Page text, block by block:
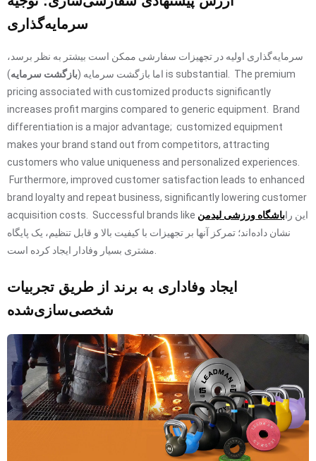
سرمایه‌گذاری
سرمایه‌گذاری اولیه در تجهیزات سفارشی ممکن است بیشتر به نظر برسد،
اما بازگشت سرمایه (بازگشت سرمایه) is substantial. The premium
pricing associated with customized products significantly
increases profit margins compared to generic equipment. Brand
differentiation is a major advantage; customized equipment
makes your brand stand out from competitors, attracting
customers who value uniqueness and personalized experiences.
Furthermore, improved customer satisfaction leads to enhanced
brand loyalty and repeat business, significantly lowering customer
acquisition costs. Successful brands like باشگاه ورزشی لیدمناین را
نشان داده‌اند؛ تمرکز آنها بر تجهیزات با کیفیت بالا و قابل تنظیم، یک پایگاه
مشتری بسیار وفادار ایجاد کرده است.
ایجاد وفاداری به برند از طریق تجربیات
شخصی‌سازی‌شده